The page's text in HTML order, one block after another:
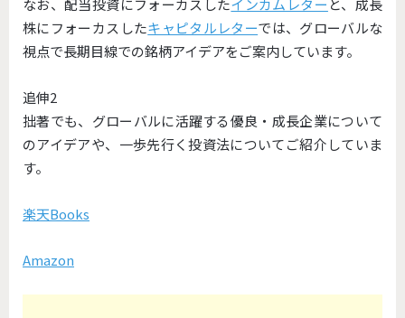
株にフォーカスしたキャピタルレターでは、グローバルな
視点で長期目線での銘柄アイデアをご案内しています。
追伸2
拙著でも、グローバルに活躍する優良・成長企業について
のアイデアや、一歩先行く投資法についてご紹介していま
す。
楽天Books
Amazon